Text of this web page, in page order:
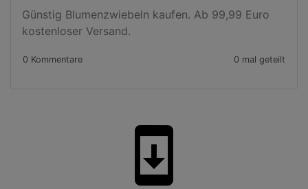
Günstig Blumenzwiebeln kaufen. Ab 99,99 Euro
kostenloser Versand.
0 Kommentare 0 mal geteilt
system_update